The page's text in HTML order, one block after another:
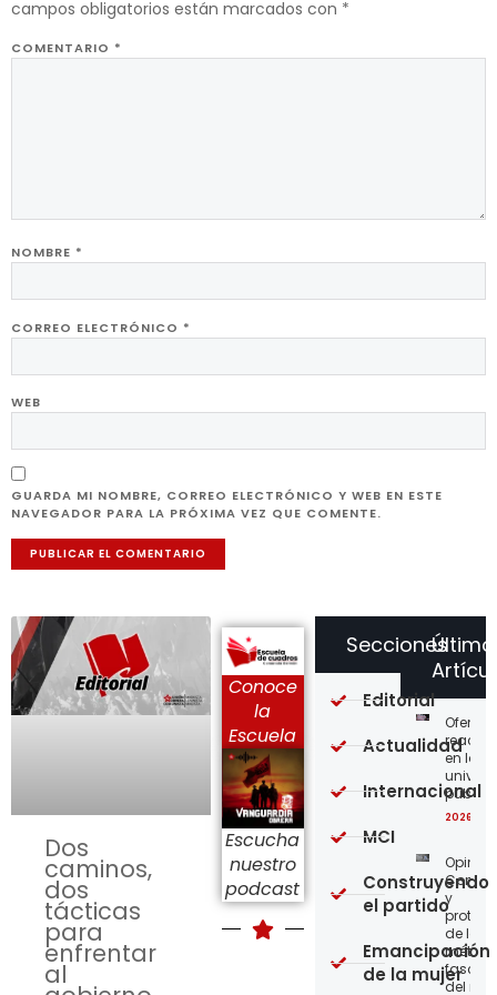
campos obligatorios están marcados con *
COMENTARIO *
NOMBRE *
CORREO ELECTRÓNICO *
WEB
GUARDA MI NOMBRE, CORREO ELECTRÓNICO Y WEB EN ESTE
NAVEGADOR PARA LA PRÓXIMA VEZ QUE COMENTE.
Dos
caminos,
dos
tácticas
para
enfrentar
al
Conoce
la
Escuela
Escucha
nuestro
podcast
en las
2026-
y
de los
del
Secciones
Editorial
Actualidad
Internacional
MCI
Construyendo
el partido
Emancipación
de la mujer